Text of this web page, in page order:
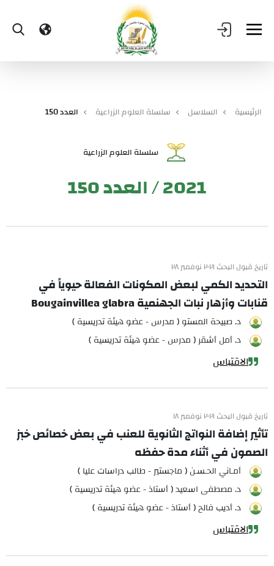
الرئيسية السلاسل سلسلة العلوم الزراعية العدد 150
سلسلة العلوم الزراعية
2021 / العدد 150
تاريخ قبول البحث ٢٠٢١ نوفمبر ٢٨
التحديد الكمي لبعض المكونات الفعالة حيوياً في
قنابات وأزهار نبات الجهنمية Bougainvillea glabra
د. صبيحة المستو ( مدرس - عضو هيئة تدريسية )
د. أمل أشقر ( مدرس - عضو هيئة تدريسية )
الاقتباس
تاريخ قبول البحث ٢٠٢١ نوفمبر ١٨
تأثير إضافة النواتج الثانوية للعنب في بعض خصائص خبز
الصمون في أثناء مدة حفظه
أمـاني الحـسـن ( ماجستير - طالب دراسات عليا )
د. مصطفى اسعيد ( أستاذ - عضو هيئة تدريسية )
د. أديب فالح ( أستاذ - عضو هيئة تدريسية )
الاقتباس